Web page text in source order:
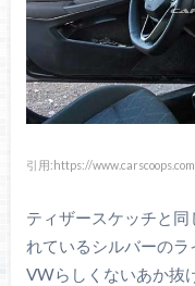
引用:https://
ティザースケッチと
れているシルバーのラ
VWらしくないあか抜